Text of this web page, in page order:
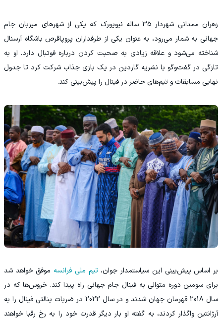
زهران ممدانی شهردار 35 ساله نیویورک که یکی از شهرهای میزبان جام
جهانی به شمار می‌رود، به عنوان یکی از طرفداران پروپاقرص باشگاه آرسنال
شناخته می‌شود و علاقه زیادی به صحبت کردن درباره فوتبال دارد. او به
تازگی در گفت‌وگو با نشریه گاردین در یک بازی جذاب شرکت کرد تا جدول
نهایی مسابقات و تیم‌های حاضر در فینال را پیش‌بینی کند.
‫بر اساس پیش‌بینی این سیاستمدار جوان،تیم ملی فرانسه موفق خواهد شد
برای سومین دوره متوالی به فینال جام جهانی راه پیدا کند. خروس‌ها که در
سال 2018 قهرمان جهان شدند و در سال 2022 در ضربات پنالتی فینال را به
آرژانتین واگذار کردند، به گفته او بار دیگر قدرت خود را به رخ رقبا خواهند